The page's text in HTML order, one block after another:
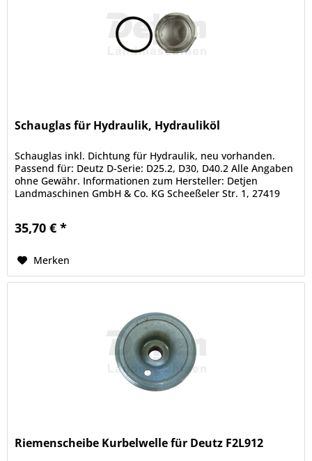
Schauglas für Hydraulik, Hydrauliköl
Schauglas inkl. Dichtung für Hydraulik, neu vorhanden.
Passend für: Deutz D-Serie: D25.2, D30, D40.2 Alle Angaben
ohne Gewähr. Informationen zum Hersteller: Detjen
Landmaschinen GmbH & Co. KG Scheeßeler Str. 1, 27419
35,70 € *
Merken
Riemenscheibe Kurbelwelle für Deutz F2L912